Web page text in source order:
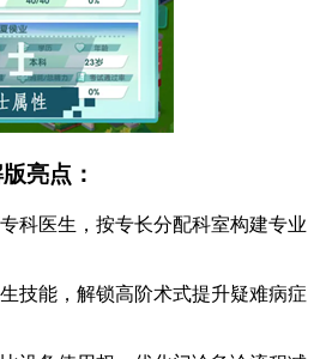
亮点：
医生，按专长分配科室构建专业
能，解锁高阶术式提升疑难病症